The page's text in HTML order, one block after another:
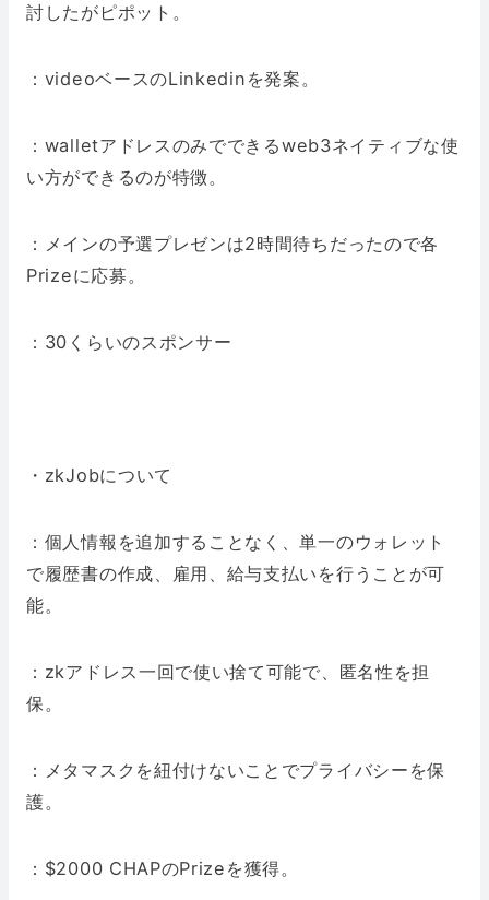
討したがピポット。
：videoベースのLinkedinを発案。
：walletアドレスのみでできるweb3ネイティブな使
い方ができるのが特徴。
：メインの予選プレゼンは2時間待ちだったので各
Prizeに応募。
：30くらいのスポンサー
・zkJobについて
：個人情報を追加することなく、単一のウォレット
で履歴書の作成、雇用、給与支払いを行うことが可
能。
：zkアドレス一回で使い捨て可能で、匿名性を担
保。
：メタマスクを紐付けないことでプライバシーを保
護。
：$2000 CHAPのPrizeを獲得。